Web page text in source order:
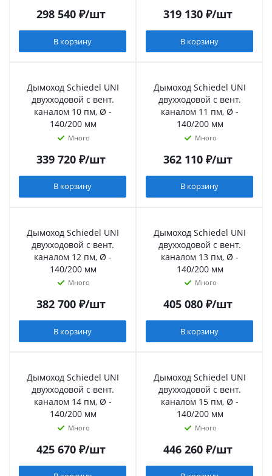
298 540₽/шт
В корзину
319 130₽/шт
В корзину
Дымоход Schiedel UNI
двухходовой с вент.
каналом 10 пм, Ø -
140/200 мм
Много
339 720₽/шт
В корзину
Дымоход Schiedel UNI
двухходовой с вент.
каналом 11 пм, Ø -
140/200 мм
Много
362 110₽/шт
В корзину
Дымоход Schiedel UNI
двухходовой с вент.
каналом 12 пм, Ø -
140/200 мм
Много
382 700₽/шт
В корзину
Дымоход Schiedel UNI
двухходовой с вент.
каналом 13 пм, Ø -
140/200 мм
Много
405 080₽/шт
В корзину
Дымоход Schiedel UNI
двухходовой с вент.
каналом 14 пм, Ø -
140/200 мм
Много
425 670₽/шт
Дымоход Schiedel UNI
двухходовой с вент.
каналом 15 пм, Ø -
140/200 мм
Много
446 260₽/шт